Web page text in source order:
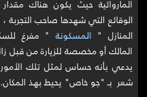
الماروائية حيث يكون هناك
الوقائع التي شهدها صاحب التجربة
المنازل " المسكونة " مفرغ
المالك أو مخصصة للزيارة من قبل
يدعي بأنه حساس لمثل تلك
شعر بـ "جو خاص" يحيط بهذ المكان.